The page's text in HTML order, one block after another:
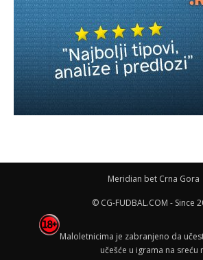
Meridian bet Crna Gora
© CG-FUDBAL.COM - Since
Maloletnicima je zabranjeno da
učešće u igrama na sreću